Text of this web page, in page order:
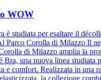
WOW
è studiata per esaltare il
Parco Corolla di Milazzo Il
di Milazzo amplia la
Bra, una nuova linea studiata
e comfort. Realizzata in una
la collezione